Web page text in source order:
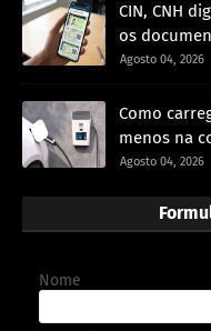
CIN, CNH
os
Agosto 04, 2026
Como
menos na
Agosto 04, 2026
Nome